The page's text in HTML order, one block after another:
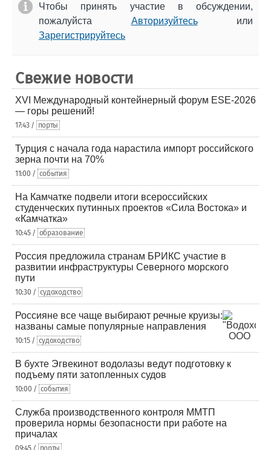
Чтобы принять участие в обсуждении,
пожалуйста Авторизуйтесьили
Зарегистрируйтесь
Свежие новости
XVI Международный контейнерный форум ESE-2026
— горы решений!
17:43 / порты
Турция с начала года нарастила импорт российского
зерна почти на 70%
11:00 / события
На Камчатке подвели итоги всероссийских
студенческих путинных проектов «Сила Востока» и
«Камчатка»
10:45 / образование
Россия предложила странам БРИКС участие в
развитии инфраструктуры Северного морского
пути
10:30 / судоходство
Россияне все чаще выбирают речные круизы:
названы самые популярные направления
10:15 / судоходство
В бухте Эгвекинот водолазы ведут подготовку к
подъему пяти затопленных судов
10:00 / события
Служба производственного контроля ММТП
проверила нормы безопасности при работе на
причалах
09:45 / порты